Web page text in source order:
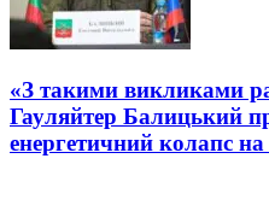
«З такими викликами
Гауляйтер Балицький
енергетичний колапс